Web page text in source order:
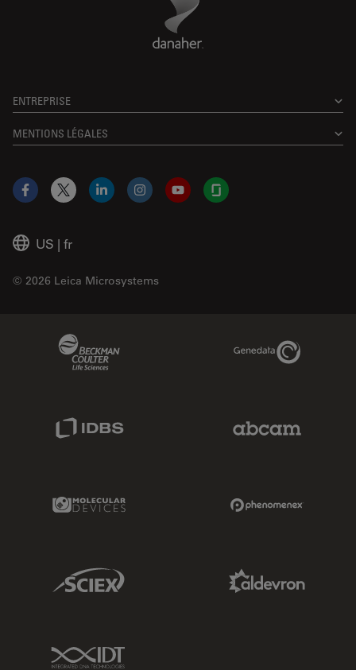
ENTREPRISE
MENTIONS LÉGALES
US | fr
© 2026 Leica Microsystems
Facebook
X LinkedInInstagramYouTubeGlassdoor
Genedata Link
Molecular Devices Link
Sciex Link
IDT Link